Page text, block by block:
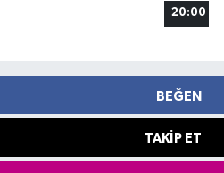
20:00
BEĞEN
TAKIP ET